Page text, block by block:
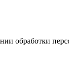
обработки